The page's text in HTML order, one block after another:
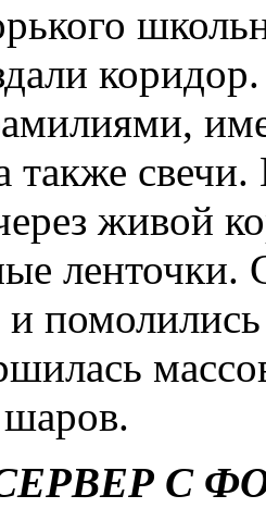
также
живой
и
С